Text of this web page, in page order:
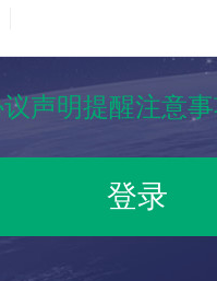
声明提醒注意